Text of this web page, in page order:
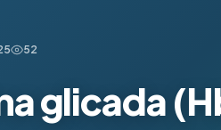
52
glicada